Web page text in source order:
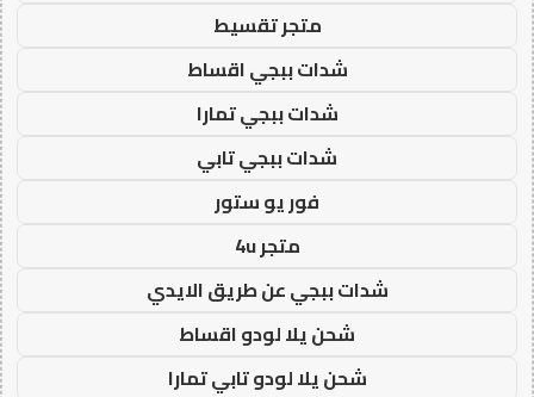
متجر تقسيط
شدات ببجي اقساط
شدات ببجي تمارا
شدات ببجي تابي
فور يو ستور
متجر 4u
شدات ببجي عن طريق الايدي
شحن يلا لودو اقساط
شحن يلا لودو تابي تمارا